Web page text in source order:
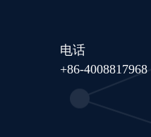
电话
+86-4008817968